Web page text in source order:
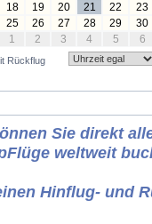
18 19 20 21 22
23
25 26 27 28 29
30
1 2 3 4 5 6
Rückflug
Sie direkt
weltweit
Hinflug- und